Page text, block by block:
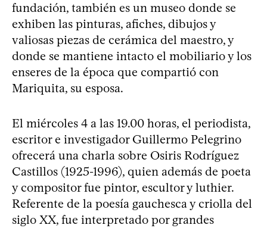
fundación, también es un museo donde se
exhiben las pinturas, afiches, dibujos y
valiosas piezas de cerámica del maestro, y
donde se mantiene intacto el mobiliario y los
enseres de la época que compartió con
Mariquita, su esposa.
El miércoles 4 a las 19.00 horas, el periodista,
escritor e investigador Guillermo Pelegrino
ofrecerá una charla sobre Osiris Rodríguez
Castillos (1925-1996), quien además de poeta
y compositor fue pintor, escultor y luthier.
Referente de la poesía gauchesca y criolla del
siglo XX, fue interpretado por grandes